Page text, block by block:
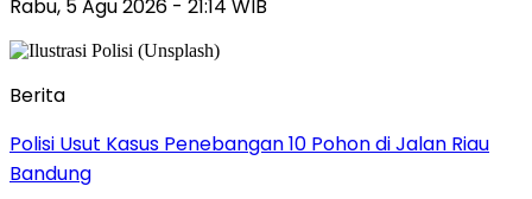
Rabu, 5 Agu 2026 - 21:14 WIB
Berita
Polisi Usut Kasus Penebangan 10 Pohon di Jalan Riau
Bandung